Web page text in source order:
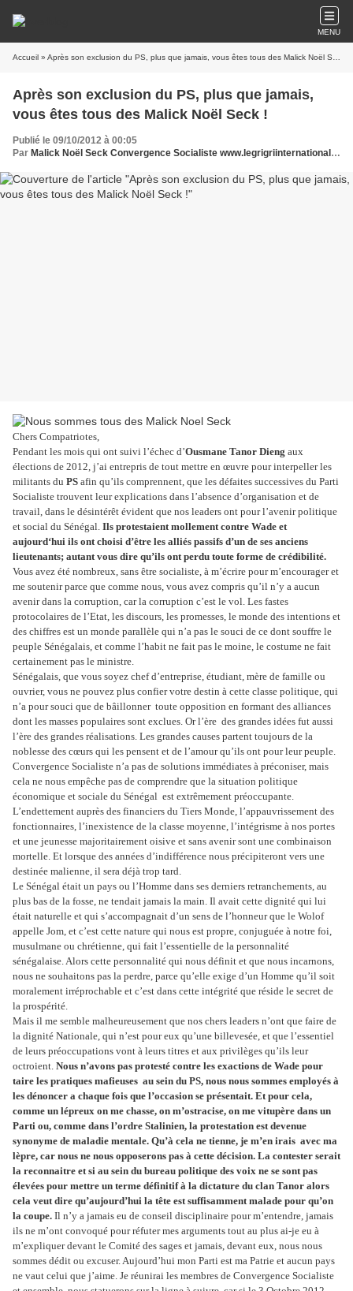
MENU
Accueil » Après son exclusion du PS, plus que jamais, vous êtes tous des Malick Noël Seck !
Après son exclusion du PS, plus que jamais,
vous êtes tous des Malick Noël Seck !
Publié le 09/10/2012 à 00:05
Par Malick Noël Seck Convergence Socialiste www.legrigriinternational.com
Chers Compatriotes,
Pendant les mois qui ont suivi l’échec d’Ousmane Tanor Dieng aux
élections de 2012, j’ai entrepris de tout mettre en œuvre pour interpeller les
militants du PS afin qu’ils comprennent, que les défaites successives du Parti
Socialiste trouvent leur explications dans l’absence d’organisation et de
travail, dans le désintérêt évident que nos leaders ont pour l’avenir politique
et social du Sénégal. Ils protestaient mollement contre Wade et
aujourd‘hui ils ont choisi d’être les alliés passifs d’un de ses anciens
lieutenants; autant vous dire qu’ils ont perdu toute forme de crédibilité.
Vous avez été nombreux, sans être socialiste, à m’écrire pour m’encourager et
me soutenir parce que comme nous, vous avez compris qu’il n’y a aucun
avenir dans la corruption, car la corruption c’est le vol. Les fastes
protocolaires de l’Etat, les discours, les promesses, le monde des intentions et
des chiffres est un monde parallèle qui n’a pas le souci de ce dont souffre le
peuple Sénégalais, et comme l’habit ne fait pas le moine, le costume ne fait
certainement pas le ministre.
Sénégalais, que vous soyez chef d’entreprise, étudiant, mère de famille ou
ouvrier, vous ne pouvez plus confier votre destin à cette classe politique, qui
n’a pour souci que de bâillonner toute opposition en formant des alliances
dont les masses populaires sont exclues. Or l’ère des grandes idées fut aussi
l’ère des grandes réalisations. Les grandes causes partent toujours de la
noblesse des cœurs qui les pensent et de l’amour qu’ils ont pour leur peuple.
Convergence Socialiste n’a pas de solutions immédiates à préconiser, mais
cela ne nous empêche pas de comprendre que la situation politique
économique et sociale du Sénégal est extrêmement préoccupante.
L’endettement auprès des financiers du Tiers Monde, l’appauvrissement des
fonctionnaires, l’inexistence de la classe moyenne, l’intégrisme à nos portes
et une jeunesse majoritairement oisive et sans avenir sont une combinaison
mortelle. Et lorsque des années d’indifférence nous précipiteront vers une
destinée malienne, il sera déjà trop tard.
Le Sénégal était un pays ou l’Homme dans ses derniers retranchements, au
plus bas de la fosse, ne tendait jamais la main. Il avait cette dignité qui lui
était naturelle et qui s’accompagnait d’un sens de l’honneur que le Wolof
appelle Jom, et c’est cette nature qui nous est propre, conjuguée à notre foi,
musulmane ou chrétienne, qui fait l’essentielle de la personnalité
sénégalaise. Alors cette personnalité qui nous définit et que nous incarnons,
nous ne souhaitons pas la perdre, parce qu’elle exige d’un Homme qu’il soit
moralement irréprochable et c’est dans cette intégrité que réside le secret de
la prospérité.
Mais il me semble malheureusement que nos chers leaders n’ont que faire de
la dignité Nationale, qui n’est pour eux qu’une billevesée, et que l’essentiel
de leurs préoccupations vont à leurs titres et aux privilèges qu’ils leur
octroient. Nous n’avons pas protesté contre les exactions de Wade pour
taire les pratiques mafieuses au sein du PS, nous nous sommes employés à
les dénoncer a chaque fois que l’occasion se présentait. Et pour cela,
comme un lépreux on me chasse, on m’ostracise, on me vitupère dans un
Parti ou, comme dans l’ordre Stalinien, la protestation est devenue
synonyme de maladie mentale. Qu’à cela ne tienne, je m’en irais avec ma
lèpre, car nous ne nous opposerons pas à cette décision. La contester serait
la reconnaitre et si au sein du bureau politique des voix ne se sont pas
élevées pour mettre un terme définitif à la dictature du clan Tanor alors
cela veut dire qu’aujourd’hui la tête est suffisamment malade pour qu’on
la coupe. Il n’y a jamais eu de conseil disciplinaire pour m’entendre, jamais
ils ne m’ont convoqué pour réfuter mes arguments tout au plus ai-je eu à
m’expliquer devant le Comité des sages et jamais, devant eux, nous nous
sommes dédit ou excuser. Aujourd’hui mon Parti est ma Patrie et aucun pays
ne vaut celui que j’aime. Je réunirai les membres de Convergence Socialiste